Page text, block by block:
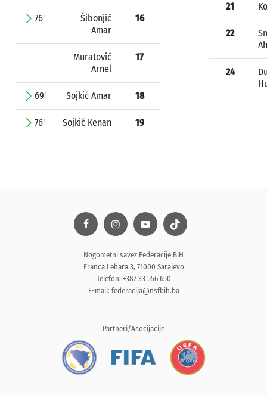
76'
Šibonjić
Amar
16
Muratović
Arnel
17
69' Sojkić Amar 18
76' Sojkić Kenan 19
21
22
24
Nogometni savez Federacije BiH
Franca Lehara 3, 71000 Sarajevo
Telefon: +387 33 556 650
E-mail: federacija@nsfbih.ba
Partneri/Asocijacije